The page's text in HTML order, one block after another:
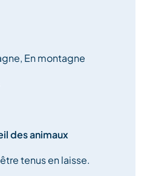
En montagne
des animaux
tenus en laisse.